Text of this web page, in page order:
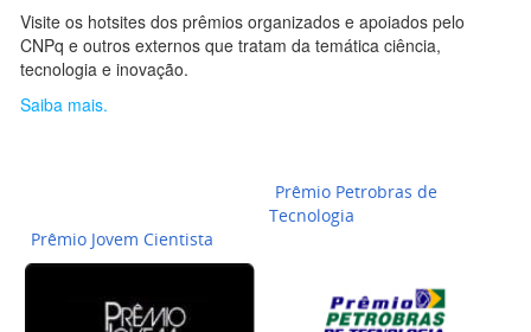
Visite os hotsites dos prêmios organizados e apoiados pelo
CNPq e outros externos que tratam da temática ciência,
tecnologia e inovação.
Saiba mais.
Prêmio Jovem Cientista
Prêmio Petrobras de
Tecnologia